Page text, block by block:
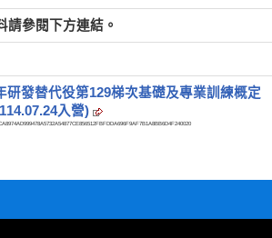
請參閱下方連結。
研發替代役第129梯次基礎及專業訓練概定
入營)